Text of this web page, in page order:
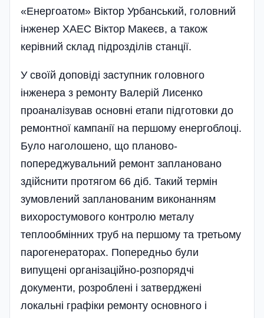
«Енергоатом» Віктор Урбанський, головний
інженер ХАЕС Віктор Макеєв, а також
керівний склад підрозділів станції.
У своїй доповіді заступник головного
інженера з ремонту Валерій Лисенко
проаналізував основні етапи підготовки до
ремонтної кампанії на першому енергоблоці.
Було наголошено, що планово-
попереджувальний ремонт заплановано
здійснити протягом 66 діб. Такий термін
зумовлений запланованим виконанням
вихоростумового контролю металу
теплообмінних труб на першому та третьому
парогенераторах. Попередньо були
випущені організаційно-розпорядчі
документи, розроблені і затверджені
локальні графіки ремонту основного і